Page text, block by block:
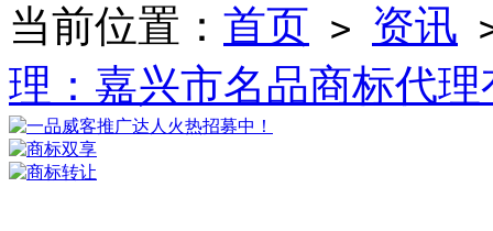
当前位置： 首页 > 资讯
理：嘉兴市名品商标代